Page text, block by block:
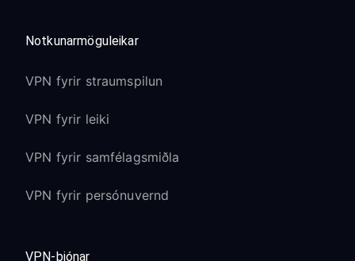
Notkunarmöguleikar
VPN fyrir straumspilun
VPN fyrir leiki
VPN fyrir samfélagsmiðla
VPN fyrir persónuvernd
VPN-þjónar